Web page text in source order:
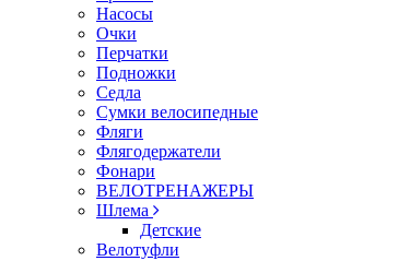
Насосы
Очки
Перчатки
Подножки
Седла
Сумки велосипедные
Фляги
Флягодержатели
Фонари
ВЕЛОТРЕНАЖЕРЫ
Шлема
Детские
Велотуфли